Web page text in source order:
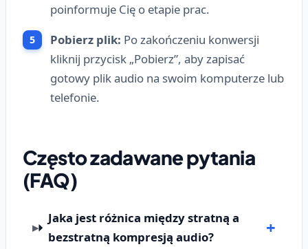
poinformuje Cię o etapie prac.
Pobierz plik: Po zakończeniu konwersji
kliknij przycisk „Pobierz”, aby zapisać
gotowy plik audio na swoim komputerze lub
telefonie.
Często zadawane pytania
(FAQ)
Jaka jest różnica między stratną a
bezstratną kompresją audio?